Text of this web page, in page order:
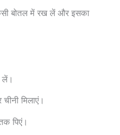
बोतल में रख लें और इसका
लें।
मिलाएं।
पिएं।